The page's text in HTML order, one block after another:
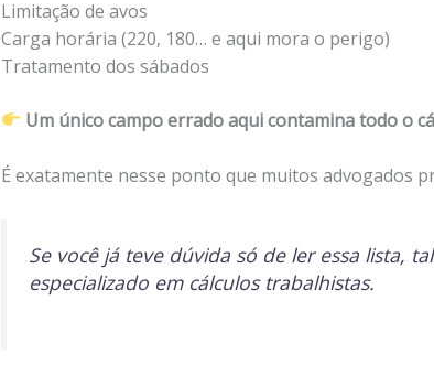
Limitação de avos
Carga horária (220, 180… e aqui mora o perigo)
Tratamento dos sábados
Um único campo errado aqui contamina todo o
É exatamente nesse ponto que muitos advogados
Se você já teve dúvida só de ler essa lista,
especializado em cálculos trabalhistas.